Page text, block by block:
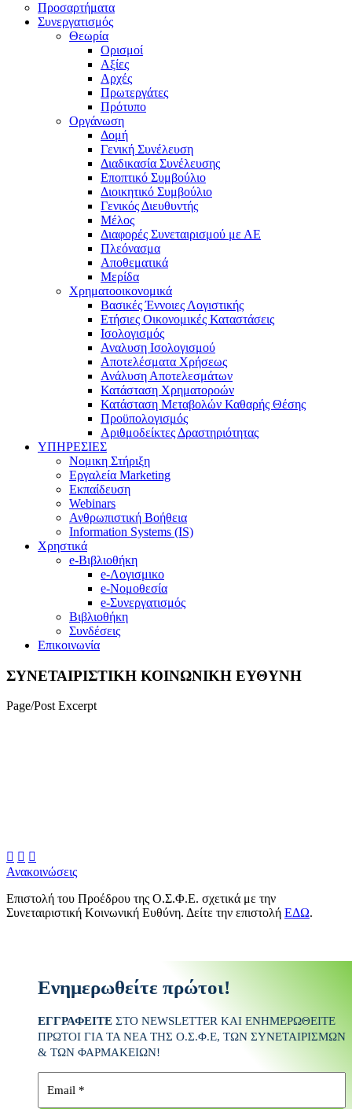
Προσαρτήματα
Συνεργατισμός
Θεωρία
Ορισμοί
Αξίες
Αρχές
Πρωτεργάτες
Πρότυπο
Οργάνωση
Δομή
Γενική Συνέλευση
Διαδικασία Συνέλευσης
Εποπτικό Συμβούλιο
Διοικητικό Συμβούλιο
Γενικός Διευθυντής
Μέλος
Διαφορές Συνεταιρισμού με ΑΕ
Πλεόνασμα
Αποθεματικά
Μερίδα
Χρηματοοικονομικά
Βασικές Έννοιες Λογιστικής
Ετήσιες Οικονομικές Καταστάσεις
Ισολογισμός
Αναλυση Ισολογισμού
Αποτελέσματα Χρήσεως
Ανάλυση Αποτελεσμάτων
Κατάσταση Χρηματοροών
Κατάσταση Μεταβολών Καθαρής Θέσης
Προϋπολογισμός
Αριθμοδείκτες Δραστηριότητας
ΥΠΗΡΕΣΙΕΣ
Νομικη Στήριξη
Εργαλεία Marketing
Εκπαίδευση
Webinars
Ανθρωπιστική Βοήθεια
Information Systems (IS)
Χρηστικά
e-Βιβλιοθήκη
e-Λογισμικο
e-Νομοθεσία
e-Συνεργατισμός
Βιβλιοθήκη
Συνδέσεις
Επικοινωνία
ΣΥΝΕΤΑΙΡΙΣΤΙΚΗ ΚΟΙΝΩΝΙΚΗ ΕΥΘΥΝΗ
Page/Post Excerpt
  
Ανακοινώσεις
Επιστολή του Προέδρου της Ο.Σ.Φ.Ε. σχετικά με την
Συνεταιριστική Κοινωνική Ευθύνη. Δείτε την επιστολή ΕΔΩ.
Ενημερωθείτε πρώτοι!
ΕΓΓΡΑΦΕΙΤΕ ΣΤΟ NEWSLETTER ΚΑΙ ΕΝΗΜΕΡΩΘΕΙΤΕ
ΠΡΩΤΟΙ ΓΙΑ ΤΑ ΝΕΑ ΤΗΣ Ο.Σ.Φ.Ε, ΤΩΝ ΣΥΝΕΤΑΙΡΙΣΜΩΝ
& ΤΩΝ ΦΑΡΜΑΚΕΙΩΝ!